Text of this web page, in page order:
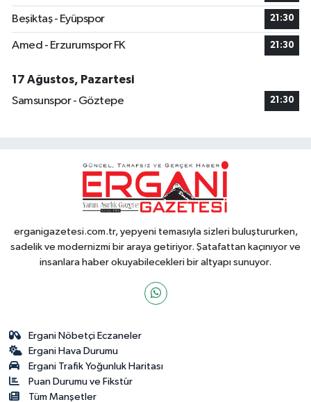
Beşiktaş - Eyüpspor 21:30
Amed - Erzurumspor FK 21:30
17 Ağustos, Pazartesi
Samsunspor - Göztepe
21:30
erganigazetesi.com.tr, yepyeni temasıyla sizleri buluştururken,
sadelik ve modernizmi bir araya getiriyor. Şatafattan kaçınıyor ve
insanlara haber okuyabilecekleri bir altyapı sunuyor.
Ergani Nöbetçi Eczaneler
Ergani Hava Durumu
Ergani Trafik Yoğunluk Haritası
Puan Durumu ve Fikstür
Tüm Manşetler